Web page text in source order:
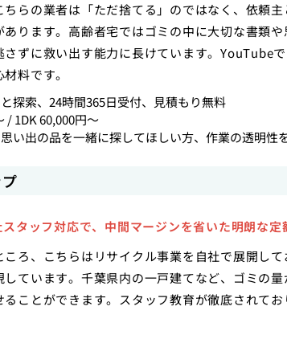
らの業者は「ただ捨てる」のではなく、依頼
ります。高齢者宅ではゴミの中に大切な書類
さずに救い出す能力に長けています。YouTube
料です。
探索、24時間365日受付、見積もり無料
/ 1DK 60,000円〜
い出の品を一緒に探してほしい方、作業の透明性
タッフ対応で、中間マージンを省いた明朗な定
ろ、こちらはリサイクル事業を自社で展開し
ています。千葉県内の一戸建てなど、ゴミの
ることができます。スタッフ教育が徹底されて